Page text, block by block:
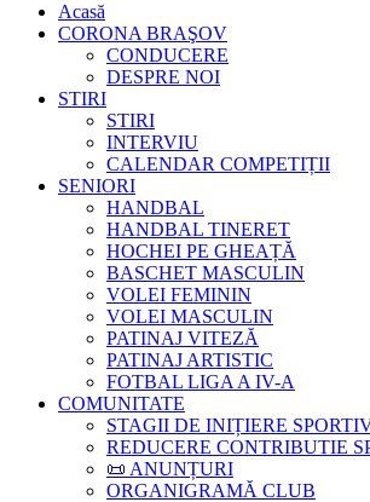
Acasă
CORONA BRAŞOV
CONDUCERE
DESPRE NOI
STIRI
STIRI
INTERVIU
CALENDAR COMPETIȚII
SENIORI
HANDBAL
HANDBAL TINERET
HOCHEI PE GHEAȚĂ
BASCHET MASCULIN
VOLEI FEMININ
VOLEI MASCULIN
PATINAJ VITEZĂ
PATINAJ ARTISTIC
FOTBAL LIGA A IV-A
COMUNITATE
STAGII DE INIȚIERE
REDUCERE CONTRIBUTIE
📜 ANUNȚURI
ORGANIGRAMĂ CLUB